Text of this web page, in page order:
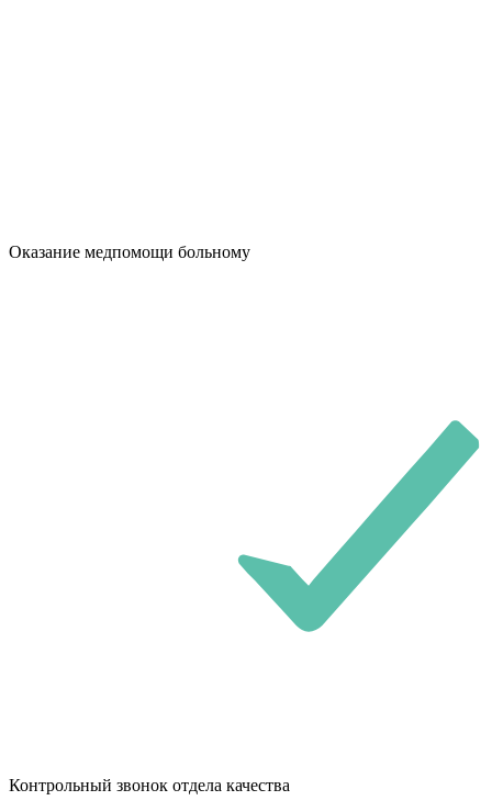
Оказание медпомощи больному
Контрольный звонок отдела качества